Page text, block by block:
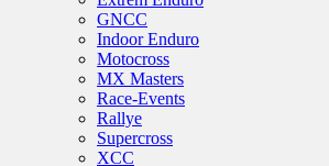
GNCC
Indoor Enduro
Motocross
MX Masters
Race-Events
Rallye
Supercross
XCC